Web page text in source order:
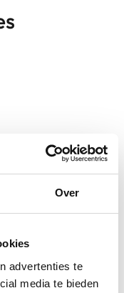
Over
advertenties te
media te bieden